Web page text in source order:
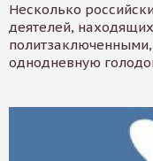
Несколько
деятелей,
политзаключенными,
однодневную